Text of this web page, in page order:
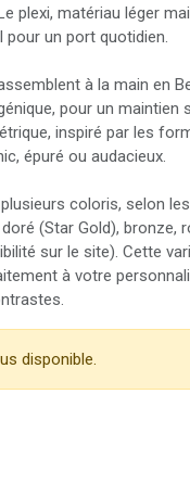
plexi, matériau léger
pour un port quotidien.
à la main en
pour un
inspiré par les
épuré ou audacieux.
coloris, selon
(Star Gold), bronze,
sur le site). Cette
à votre
disponible.